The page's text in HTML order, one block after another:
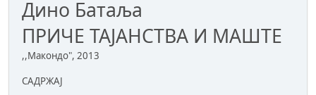
Дино Батаља
ПРИЧЕ ТАЈАНСТВА И МАШТЕ
,,Макондо", 2013
САДРЖАЈ